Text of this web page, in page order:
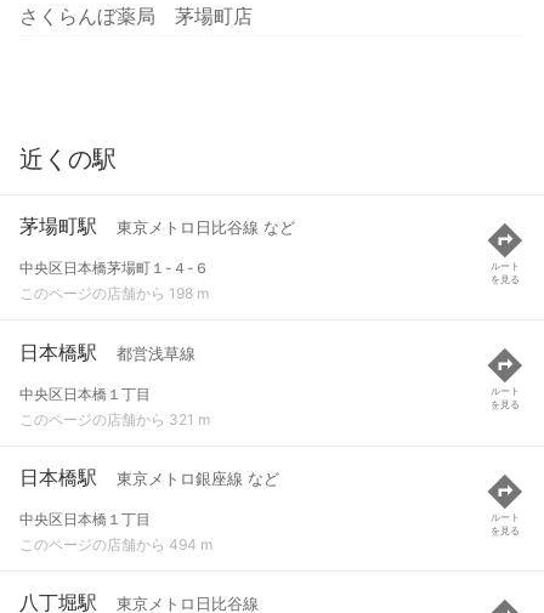
さくらんぼ薬局 茅場町店
近くの駅
茅場町駅 東京メトロ日比谷線 など
中央区日本橋茅場町１-４-６
このページの店舗から 198 m
ルート
を見る
日本橋駅 都営浅草線
中央区日本橋１丁目
このページの店舗から 321 m
ルート
を見る
日本橋駅 東京メトロ銀座線 など
中央区日本橋１丁目
このページの店舗から 494 m
ルート
を見る
八丁堀駅 東京メトロ日比谷線